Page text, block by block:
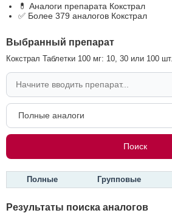
💊 Аналоги препарата Кокстрал
✅ Более 379 аналогов Кокстрал
Выбранный препарат
Кокстрал Таблетки 100 мг: 10, 30 или 100 шт.
Полные Групповые
Результаты поиска аналогов